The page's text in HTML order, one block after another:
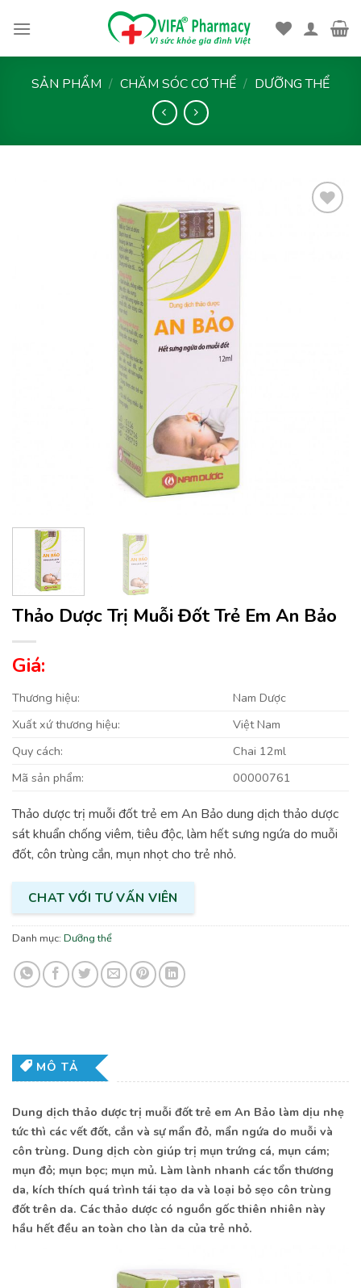
SẢN PHẨM / CHĂM SÓC CƠ THỂ / DƯỠNG THỂ
Thảo Dược Trị Muỗi Đốt Trẻ Em An Bảo
Giá:
Thương hiệu:
Nam Dược
Xuất xứ thương hiệu:
Việt Nam
Quy cách:
Chai 12ml
Mã sản phẩm:
00000761
Thảo dược trị muỗi đốt trẻ em An Bảo dung dịch thảo dược
sát khuẩn chống viêm, tiêu độc, làm hết sưng ngứa do muỗi
đốt, côn trùng cắn, mụn nhọt cho trẻ nhỏ.
CHAT VỚI TƯ VẤN VIÊN
Danh mục: Dưỡng thể
MÔ TẢ
Dung dịch thảo dược trị muỗi đốt trẻ em An Bảo làm dịu nhẹ
tức thì các vết đốt, cắn và sự mẩn đỏ, mẩn ngứa do muỗi và
côn trùng. Dung dịch còn giúp trị mụn trứng cá, mụn cám;
mụn đỏ; mụn bọc; mụn mủ. Làm lành nhanh các tổn thương
da, kích thích quá trình tái tạo da và loại bỏ sẹo côn trùng
đốt trên da. Các thảo dược có nguồn gốc thiên nhiên này
hầu hết đều an toàn cho làn da của trẻ nhỏ.